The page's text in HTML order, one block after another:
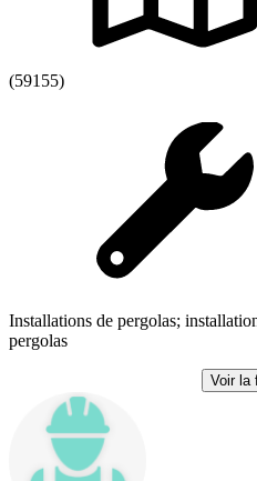
(59155)
Installations de pergolas;
pergolas
Voir la